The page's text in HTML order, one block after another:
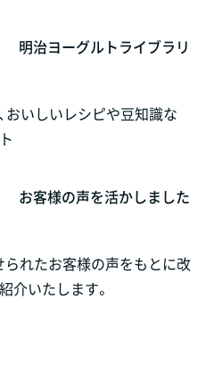
明治ヨーグルトライブラリ
おいしいレシピや豆知識な
お客様の声を活かしました
れたお客様の声をもとに改
介いたします。